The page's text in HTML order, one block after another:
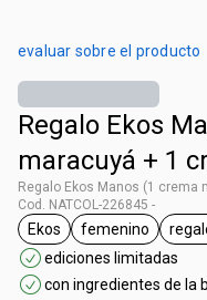
evaluar sobre el producto
Regalo Ekos
maracuyá + 1
Regalo Ekos Manos (1
Cod. NATCOL-226845 -
general.tag Ekos
Ekos
general.tag
femenino
ediciones limitadas
con ingredientes de la